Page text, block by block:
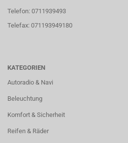
Telefon: 0711939493
Telefax: 071193949180
KATEGORIEN
Autoradio & Navi
Beleuchtung
Komfort & Sicherheit
Reifen & Räder